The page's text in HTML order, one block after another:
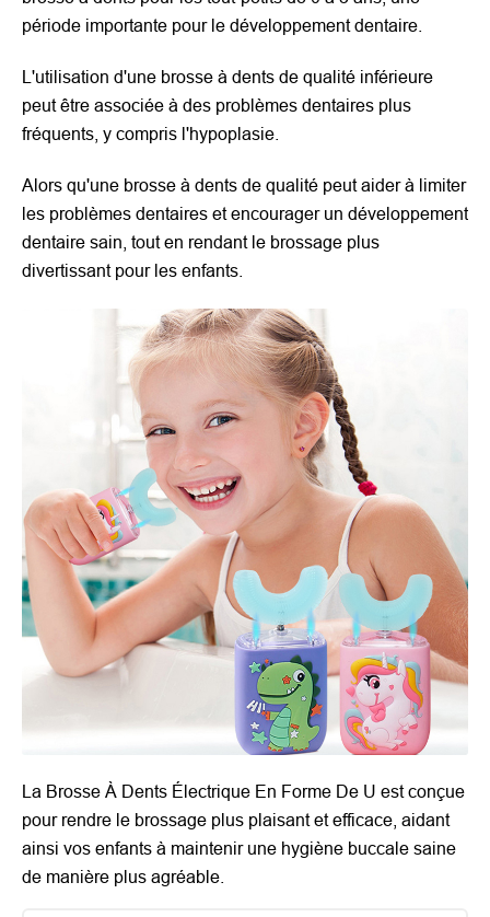
période importante pour le développement dentaire.
L'utilisation d'une brosse à dents de qualité inférieure
peut être associée à des problèmes dentaires plus
fréquents, y compris l'hypoplasie.
Alors qu'une brosse à dents de qualité peut aider à limiter
les problèmes dentaires et encourager un développement
dentaire sain, tout en rendant le brossage plus
divertissant pour les enfants.
La Brosse À Dents Électrique En Forme De U est conçue
pour rendre le brossage plus plaisant et efficace, aidant
ainsi vos enfants à maintenir une hygiène buccale saine
de manière plus agréable.